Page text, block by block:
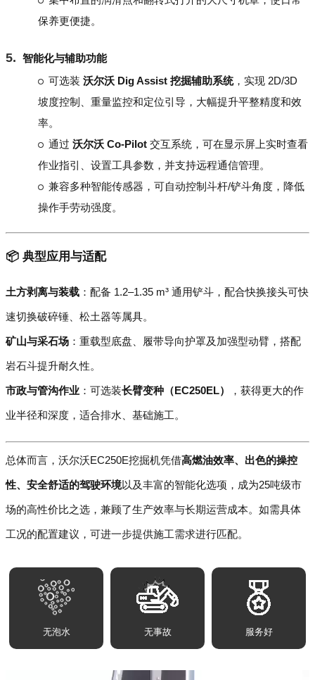
保养更便捷。
智能化与辅助功能
可选装 沃尔沃 Dig Assist 挖掘辅助系统，实现 2D/3D
坡度控制、重量监控和定位引导，大幅提升平整精度和效
率。
通过 沃尔沃 Co-Pilot 交互系统，可在显示屏上实时查看
作业指引、设置工具参数，并支持远程通信管理。
兼容多种智能传感器，可自动控制斗杆/铲斗角度，降低
操作手劳动强度。
📦 典型应用与适配
土方剥离与装载 ：配备 1.2–1.35 m³ 通用铲斗，配合快换接头可快
速切换破碎锤、松土器等属具。
矿山与采石场 ：重载型底盘、履带导向护罩及加强型动臂，搭配
岩石斗提升耐久性。
市政与管沟作业 ：可选装长臂变种（EC250EL） ，获得更大的作
业半径和深度，适合排水、基础施工。
总体而言，沃尔沃EC250E挖掘机凭借高燃油效率、出色的操控
性、安全舒适的驾驶环境以及丰富的智能化选项，成为25吨级市
场的高性价比之选，兼顾了生产效率与长期运营成本。如需具体
工况的配置建议，可进一步提供施工需求进行匹配。
无泡水 无事故 服务好